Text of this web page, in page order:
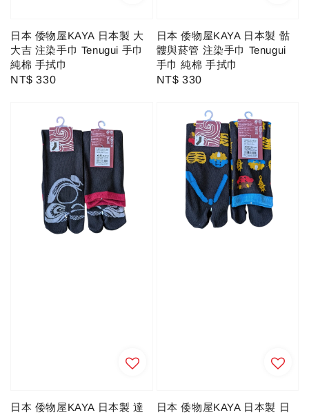
日本 倭物屋KAYA 日本製 大
大吉 注染手巾 Tenugui 手巾
純棉 手拭巾
Regular
NT$ 330
日本 倭物屋KAYA 日本製 骷
髏與菸管 注染手巾 Tenugui
手巾 純棉 手拭巾
Regular
NT$ 330
日本 倭物屋KAYA 日本製 達
日本 倭物屋KAYA 日本製 日